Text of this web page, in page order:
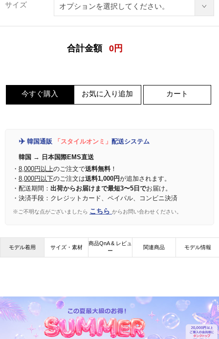
サイズ
合計金額 0 円
今すぐ購入 お気に入り追加 カート
✈️ 韓国通販 「スタイルオンミ」 配送システム
韓国 → 日本国際EMS直送
・ 8,000円以上のご注文で送料無料！
・ 8,000円以下のご注文は送料1,000円が追加されます。
・配送期間： 出荷からお届けまで最短3〜5日でお届け。
・決済手段：クレジットカード、ペイパル、コンビニ決済
※ご不明な点がございましたら こちら からお問い合わせください。
モデル着用 サイズ・素材
商品QnA & レビュ
ー
関連商品 モデル情報